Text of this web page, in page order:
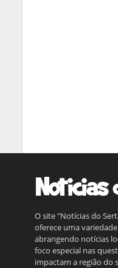
O site "Notícias do
oferece uma
abrangendo notícias
foco especial nas
impactam a região do